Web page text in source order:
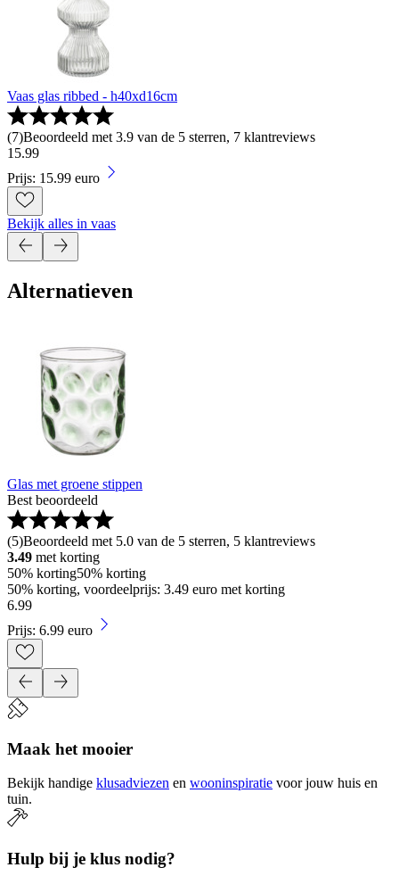
Vaas glas ribbed - h40xd16cm
(7)Beoordeeld met 3.9 van de 5 sterren, 7 klantreviews
15.99
Prijs: 15.99 euro
Bekijk alles in vaas
Alternatieven
Glas met groene stippen
Best beoordeeld
(5)Beoordeeld met 5.0 van de 5 sterren, 5 klantreviews
3.49 met korting
50% korting50% korting
50% korting, voordeelprijs: 3.49 euro met korting
6.99
Prijs: 6.99 euro
Maak het mooier
Bekijk handige klusadviezen en wooninspiratie voor jouw huis en
tuin.
Hulp bij je klus nodig?